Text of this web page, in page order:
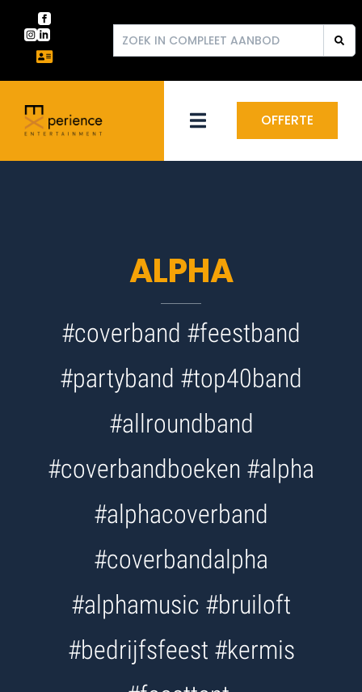
OFFERTE
ALPHA
#coverband #feestband
#partyband #top40band
#allroundband
#coverbandboeken #alpha
#alphacoverband
#coverbandalpha
#alphamusic #bruiloft
#bedrijfsfeest #kermis